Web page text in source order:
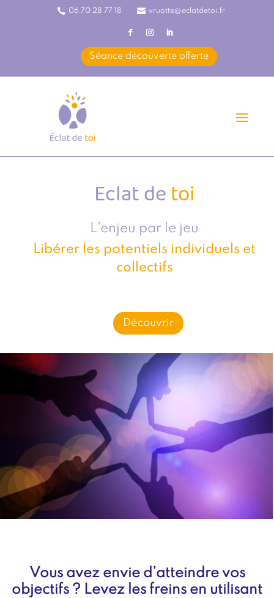
 06 70 28 77 18  vruotte@eclatdetoi.fr
Séance découverte offerte
Eclat detoi
L’enjeu par le jeu
Libérer les potentiels individuels et
collectifs
Découvrir
Vous avez envie d’atteindre vos
objectifs ? Levez les freins en utilisant